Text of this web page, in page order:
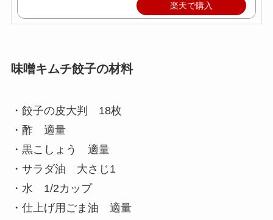
楽天で購入
味噌キムチ餃子の材料
・餃子の皮大判 18枚
・酢 適量
・黒こしょう 適量
・サラダ油 大さじ1
・水 1/2カップ
・仕上げ用ごま油 適量